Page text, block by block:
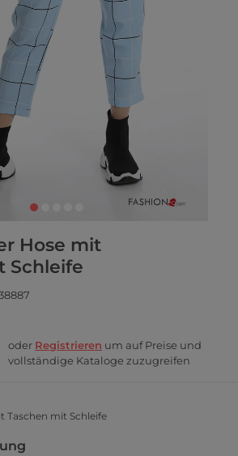
Hose mit
Schleife
oder Registrieren um auf Preise und
vollständige Kataloge zuzugreifen
Taschen mit Schleife